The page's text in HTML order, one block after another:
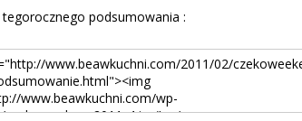
podsumowania :